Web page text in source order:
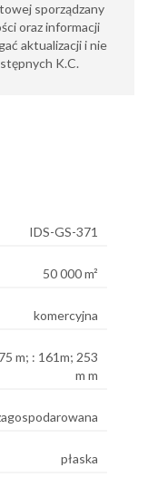
sporządzany
oraz informacji
aktualizacji i nie
K.C.
IDS-GS-371
50 000 m²
komercyjna
m; : 161m; 253
m m
płaska